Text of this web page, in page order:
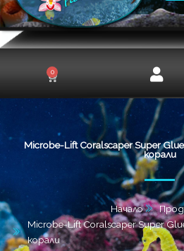
0
Cart
Microbe-Lift Coralscaper Super
корали
Начало
Microbe-Lift Coralscaper Super
корали